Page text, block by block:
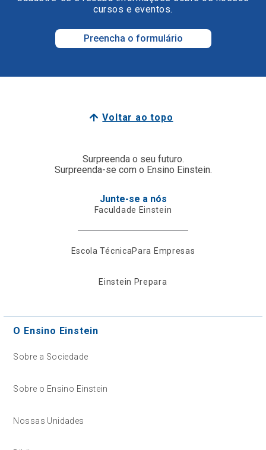
cursos e eventos.
Preencha o formulário
Voltar ao topo
Surpreenda o seu futuro.
Surpreenda-se com o Ensino Einstein.
Junte-se a nós
Faculdade Einstein
Escola TécnicaPara Empresas
Einstein Prepara
O Ensino Einstein
Sobre a Sociedade
Sobre o Ensino Einstein
Nossas Unidades